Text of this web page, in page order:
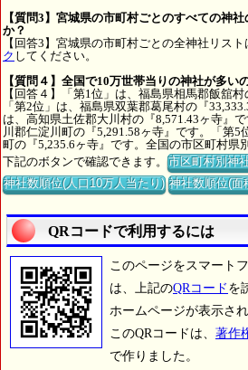
【質問3】宮城県の市町村ごとのすべての神
か？
【回答3】宮城県の市町村ごとの全神社リスト
ク してください。
【質問４】全国で10万世帯当りの神社が多い
【回答４】「第1位」は、福島県相馬郡飯舘村
「第2位」は、福島県双葉郡葛尾村の『
は、高知県土佐郡大川村の『8,571.43ヶ寺』
川郡仁淀川町の『5,291.58ヶ寺』です。「第5
町の『5,235.6ヶ寺』です。全国の市区町村県
下記のボタンで確認できます。市区町村別神
神社数順位(人口10万人当たり) 神社数順位(面
QRコードで利用するには
このページをスマート
は、上記のQRコード を
ホームページが表示され
このQRコードは、 著作
で作りました。